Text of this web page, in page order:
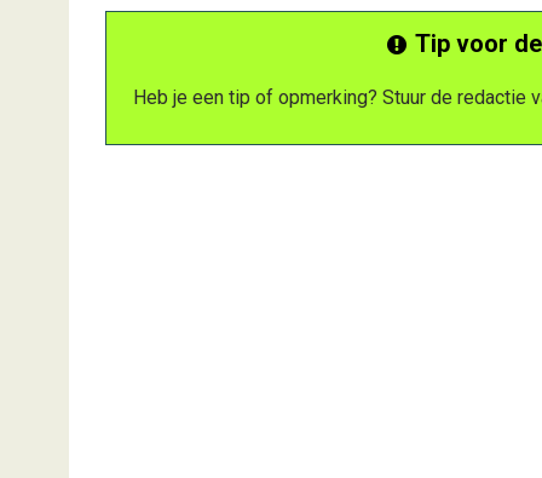
Tip voor
Heb je een tip of opmerking? Stuur de redactie